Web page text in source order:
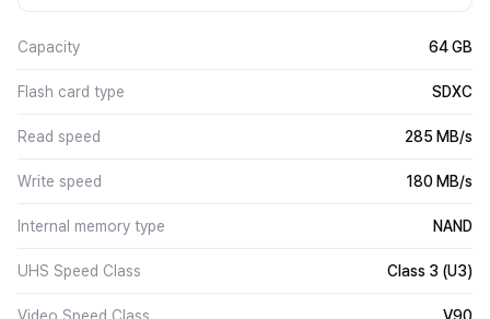
Capacity 64 GB
Flash card type SDXC
Read speed 285 MB/s
Write speed 180 MB/s
Internal memory type NAND
UHS Speed Class Class 3 (U3)